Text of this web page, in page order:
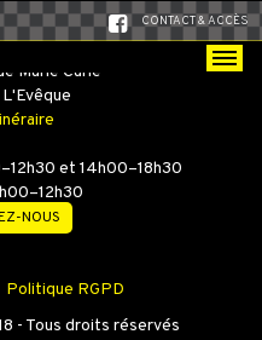
CONTACT & ACCÈS
CARS
Marie Curie
et 14h00–18h30
NOUS
Politique RGPD
- Tous droits réservés